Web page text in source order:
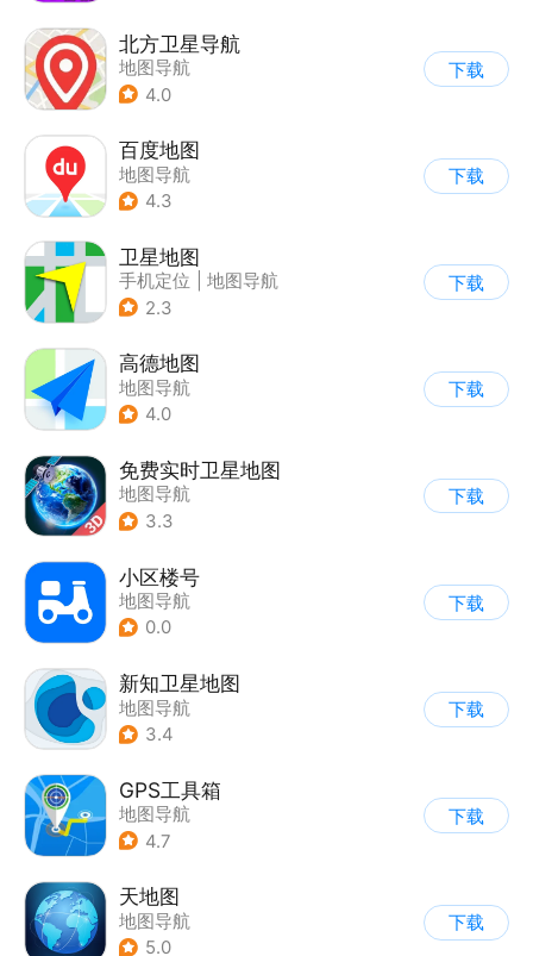
北方卫星导航
地图导航
4.0
下载
百度地图
地图导航
4.3
下载
卫星地图
手机定位
地图导航
2.3
下载
高德地图
地图导航
4.0
下载
免费实时卫星地图
地图导航
3.3
下载
小区楼号
地图导航
0.0
下载
新知卫星地图
地图导航
3.4
下载
GPS工具箱
地图导航
4.7
下载
天地图
地图导航
5.0
下载